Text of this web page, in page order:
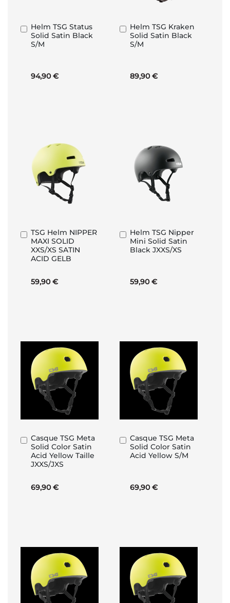
Helm TSG Status
Solid Satin Black
S/M
94,90 €
In
den
Warenkorb
Helm TSG Kraken
Solid Satin Black
S/M
89,90 €
In
den
Warenkorb
TSG Helm NIPPER
MAXI SOLID
XXS/XS SATIN
ACID GELB
59,90 €
In
den
Warenkorb
Helm TSG Nipper
Mini Solid Satin
Black JXXS/XS
59,90 €
In
den
Warenkorb
Casque TSG Meta
Solid Color Satin
Acid Yellow Taille
JXXS/JXS
69,90 €
In
den
Warenkorb
Casque TSG Meta
Solid Color Satin
Acid Yellow S/M
69,90 €
In
den
Warenkorb